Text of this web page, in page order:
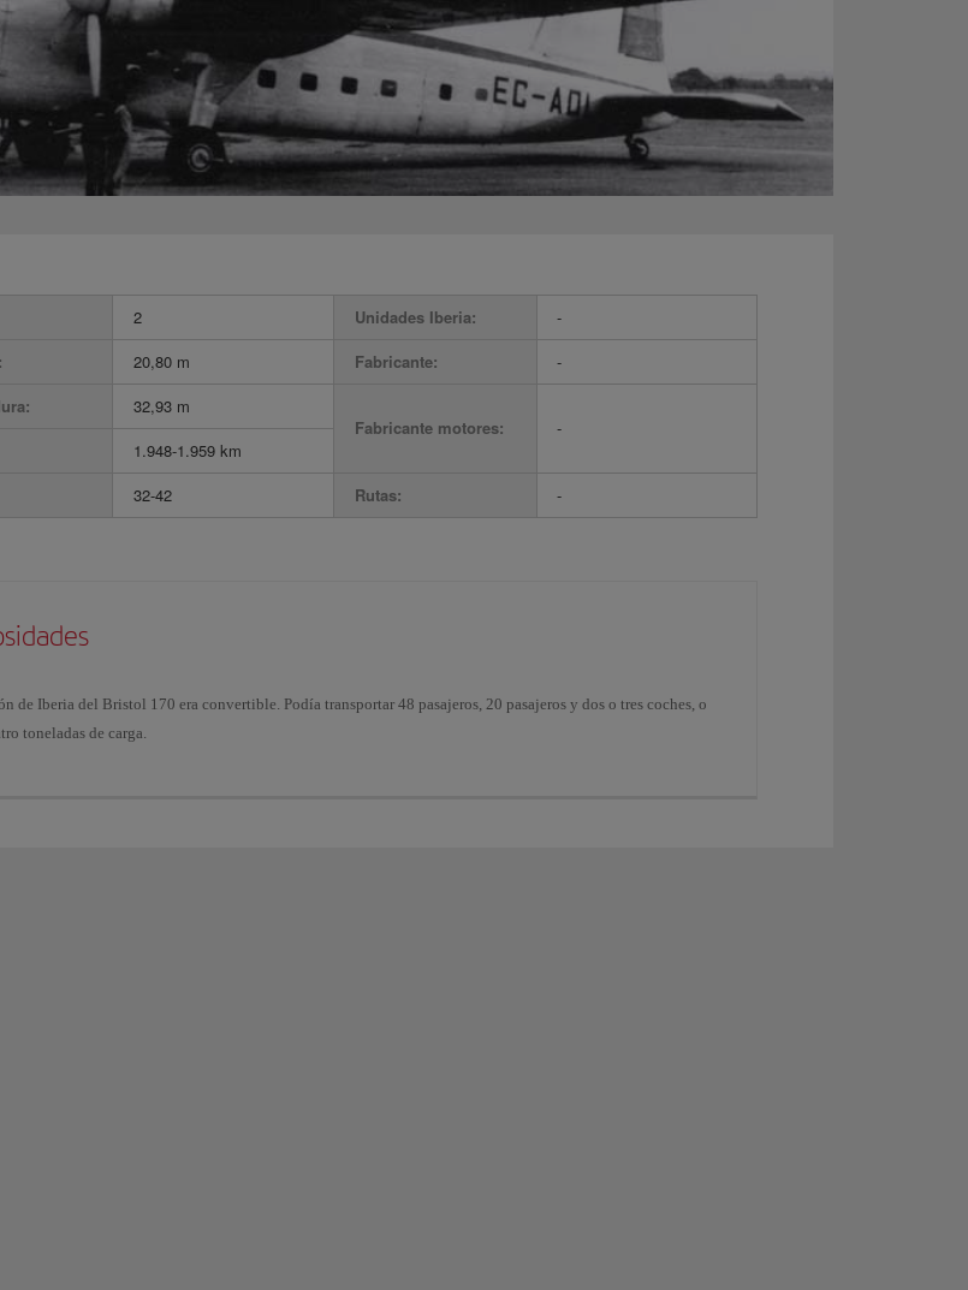
2 Unidades Iberia:
-
20,80 m Fabricante:
-
32,93 m
Fabricante motores:
-
1.948-1.959 km
32-42 Rutas: -
de Iberia del Bristol 170 era convertible. Podía transportar 48 pasajeros, 20 pasajeros y dos o tres coches, o
toneladas de carga.